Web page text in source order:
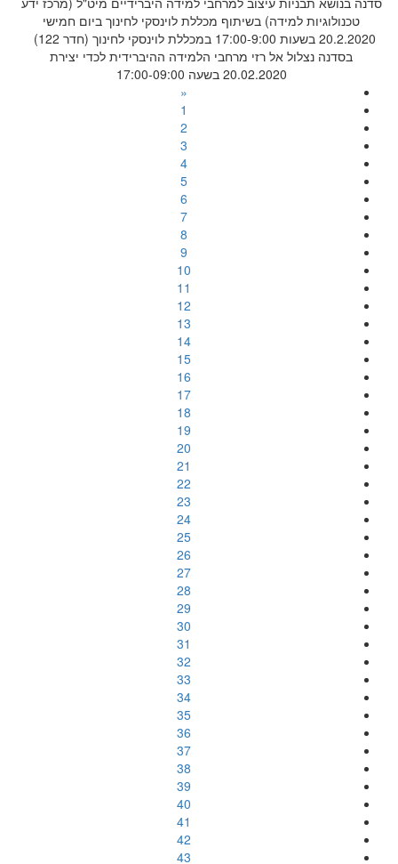
טכנולוגיות למידה) בשיתוף מכללת לוינסקי לחינוך ביום חמישי
20.2.2020 בשעות 17:00-9:00 במכללת לוינסקי לחינוך (חדר 122)
בסדנה נצלול אל רזי מרחבי הלמידה ההיברידית לכדי יצירת
20.02.2020 בשעה 17:00-09:00
«
1
2
3
4
5
6
7
8
9
10
11
12
13
14
15
16
17
18
19
20
21
22
23
24
25
26
27
28
29
30
31
32
33
34
35
36
37
38
39
40
41
42
43